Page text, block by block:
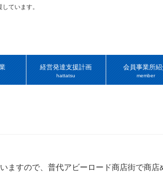
ています。
経営発達支援計画
hattatsu
会員事業所紹
member
すので、普代アビーロード商店街で商店